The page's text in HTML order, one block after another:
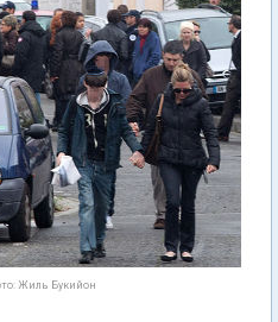
Жиль Букийон